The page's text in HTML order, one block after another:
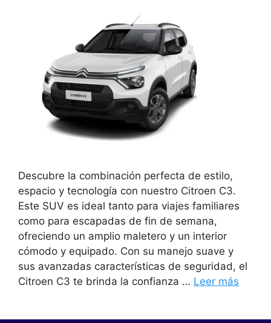
Descubre la combinación perfecta de estilo,
espacio y tecnología con nuestro Citroen C3.
Este SUV es ideal tanto para viajes familiares
como para escapadas de fin de semana,
ofreciendo un amplio maletero y un interior
cómodo y equipado. Con su manejo suave y
sus avanzadas características de seguridad, el
Citroen C3 te brinda la confianza … Leer más